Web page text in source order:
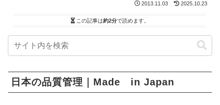
2013.11.03 2025.10.23
この記事は約2分で読めます。
日本の品質管理｜Made in Japan